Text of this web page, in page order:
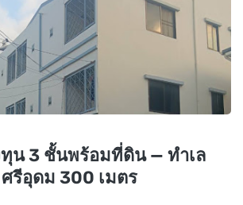
น 3 ชั้นพร้อมที่ดิน — ทำเล
รีอุดม 300 เมตร